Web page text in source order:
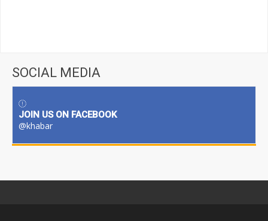
SOCIAL MEDIA
JOIN US ON FACEBOOK
@khabar